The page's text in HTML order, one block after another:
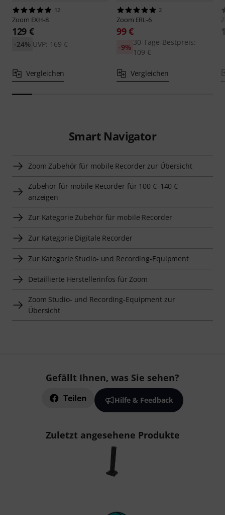
12
Zoom EXH-8
129 €
UVP: 169 €
-24%
Vergleichen
2
Zoom ERL-6
99 €
30-Tage-Bestpreis:
109 €
-9%
Vergleichen
Smart Navigator
Zoom Zubehör für mobile Recorder zur Übersicht
Zubehör für mobile Recorder für 100 €–140 €
anzeigen
Zur Kategorie Zubehör für mobile Recorder
Zur Kategorie Digitale Recorder
Zur Kategorie Studio- und Recording-Equipment
Detaillierte Herstellerinfos für Zoom
Zoom Studio- und Recording-Equipment zur
Übersicht
Gefällt Ihnen, was Sie sehen?
Teilen Hilfe & Feedback
Zuletzt angesehene Produkte